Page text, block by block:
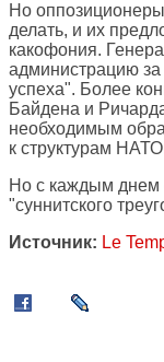
Но
делать, и их
какофония.
администрацию за
успеха". Более
Байдена и
необходимым
к структурам
Но с каждым днем
"суннитского
Источник: Le